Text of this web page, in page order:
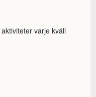
varje kväll